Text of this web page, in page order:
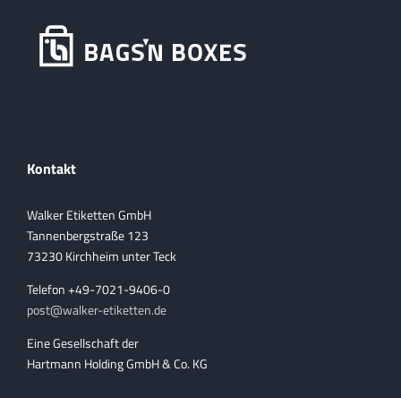
Kontakt
Walker Etiketten GmbH
Tannenbergstraße 123
73230 Kirchheim unter Teck
Telefon +49-7021-9406-0
post@walker-etiketten.de
Eine Gesellschaft der
Hartmann Holding GmbH & Co. KG